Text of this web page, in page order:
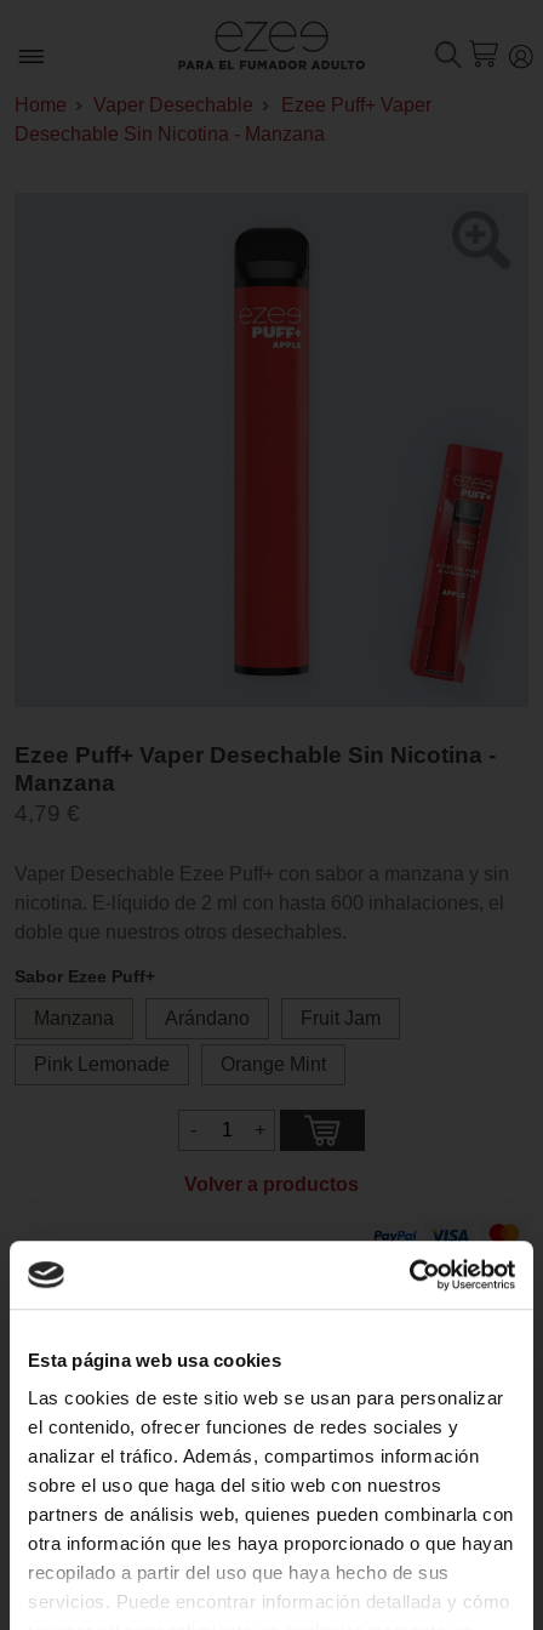
Esta página web usa cookies
Las cookies de este sitio web se usan para personalizar
el contenido, ofrecer funciones de redes sociales y
analizar el tráfico. Además, compartimos información
sobre el uso que haga del sitio web con nuestros
partners de análisis web, quienes pueden combinarla con
otra información que les haya proporcionado o que hayan
recopilado a partir del uso que haya hecho de sus
servicios. Puede encontrar información detallada y cómo
Home Vaper Desechable
Ezee Puff+ Vaper
Desechable Sin Nicotina - Manzana
Ezee Puff+ Vaper Desechable Sin Nicotina -
Manzana
4,79 €
Vaper Desechable Ezee Puff+ con sabor a manzana y sin
nicotina. E-líquido de 2 ml con hasta 600 inhalaciones, el
doble que nuestros otros desechables.
Sabor Ezee Puff+
Manzana Arándano Fruit Jam
Pink Lemonade Orange Mint
Volver a productos
Descripción del Producto
0mg/ml sin nicotina.
Precargado con 2 ml de líquido sin nicotina de 0 mg/ml,
obtienes un cigarrillo electrónico desechable con
aproximadamente 600 inhalaciones. El cigarrillo electrónico
desechable Ezee Puff+ cuenta con una función de
inhalación automática, que proporciona la sensación de
inhalar un cigarrillo normal.
El Ezee Puff+ es un lápiz vaporizador desechable mejorado